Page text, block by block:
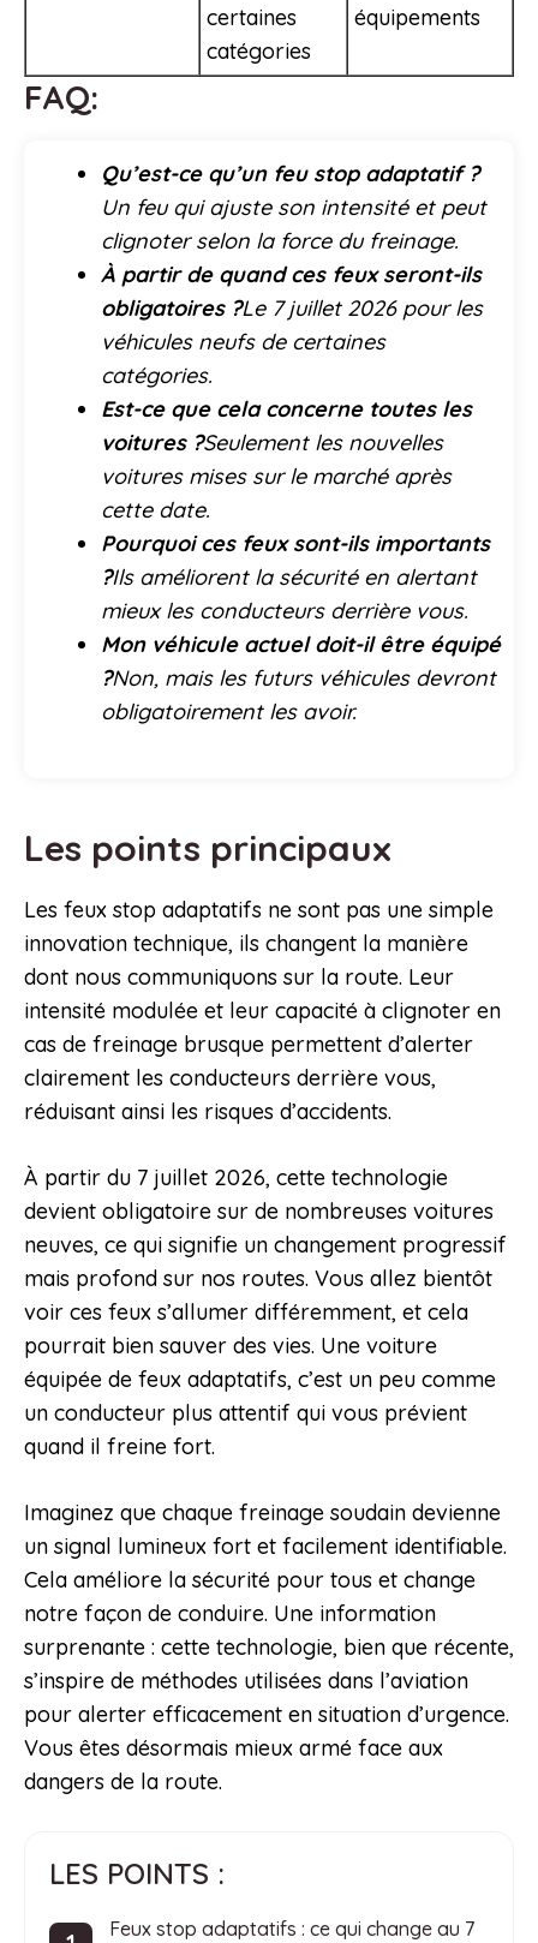
certaines
catégories
équipements
FAQ:
Qu’est-ce qu’un feu stop adaptatif ?
Un feu qui ajuste son intensité et peut
clignoter selon la force du freinage.
À partir de quand ces feux seront-ils
obligatoires ?Le 7 juillet 2026 pour les
véhicules neufs de certaines
catégories.
Est-ce que cela concerne toutes les
voitures ?Seulement les nouvelles
voitures mises sur le marché après
cette date.
Pourquoi ces feux sont-ils importants
?Ils améliorent la sécurité en alertant
mieux les conducteurs derrière vous.
Mon véhicule actuel doit-il être équipé
?Non, mais les futurs véhicules devront
obligatoirement les avoir.
Les points principaux
Les feux stop adaptatifs ne sont pas une simple
innovation technique, ils changent la manière
dont nous communiquons sur la route. Leur
intensité modulée et leur capacité à clignoter en
cas de freinage brusque permettent d’alerter
clairement les conducteurs derrière vous,
réduisant ainsi les risques d’accidents.
À partir du 7 juillet 2026, cette technologie
devient obligatoire sur de nombreuses voitures
neuves, ce qui signifie un changement progressif
mais profond sur nos routes. Vous allez bientôt
voir ces feux s’allumer différemment, et cela
pourrait bien sauver des vies. Une voiture
équipée de feux adaptatifs, c’est un peu comme
un conducteur plus attentif qui vous prévient
quand il freine fort.
Imaginez que chaque freinage soudain devienne
un signal lumineux fort et facilement identifiable.
Cela améliore la sécurité pour tous et change
notre façon de conduire. Une information
surprenante : cette technologie, bien que récente,
s’inspire de méthodes utilisées dans l’aviation
pour alerter efficacement en situation d’urgence.
Vous êtes désormais mieux armé face aux
dangers de la route.
LES POINTS :
Feux stop adaptatifs : ce qui change au 7